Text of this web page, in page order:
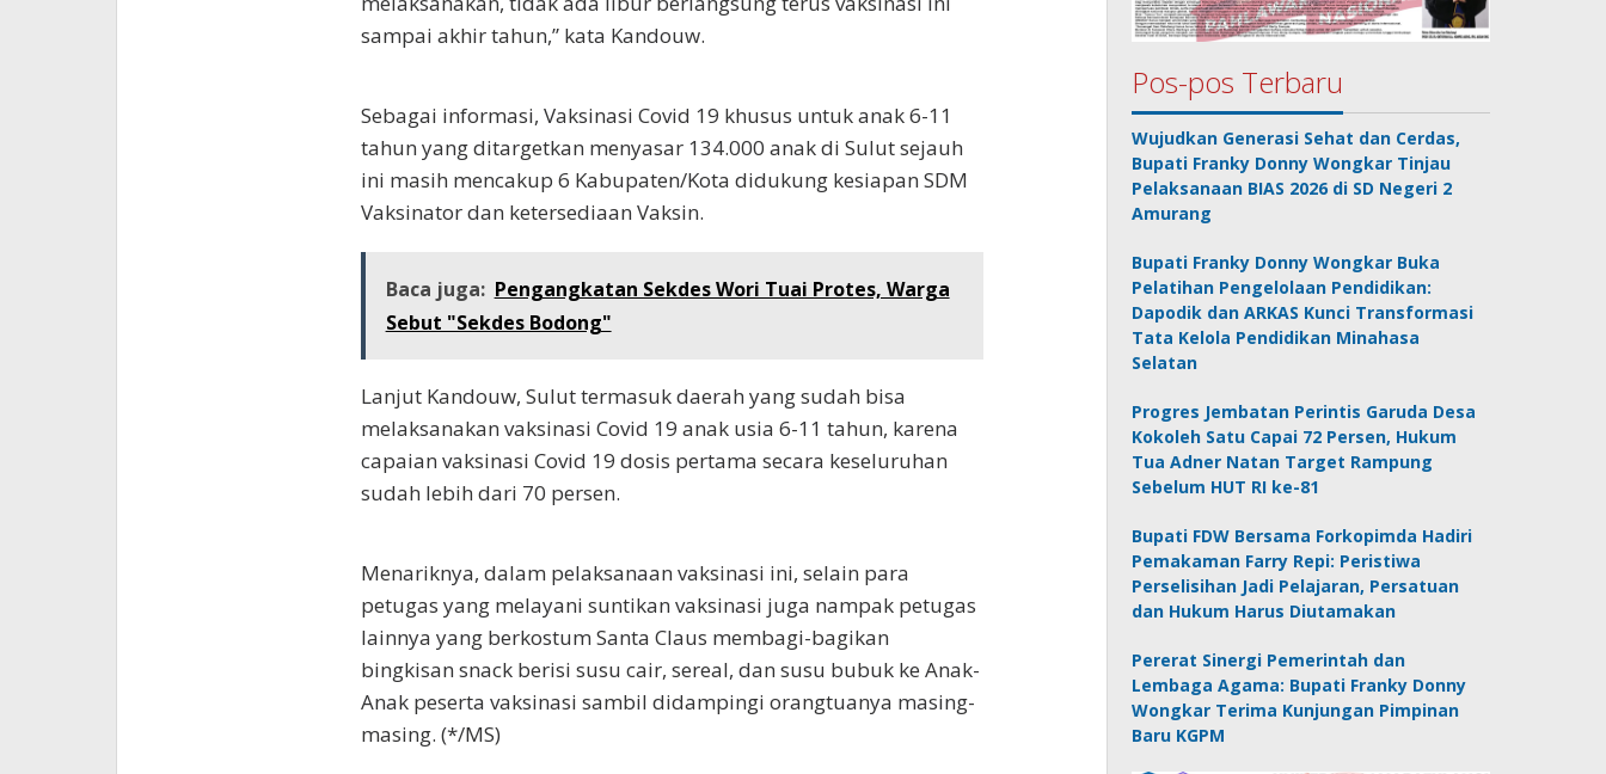
sampai akhir tahun,” kata Kandouw.
Sebagai informasi, Vaksinasi Covid 19 khusus untuk anak 6-11
tahun yang ditargetkan menyasar 134.000 anak di Sulut sejauh
ini masih mencakup 6 Kabupaten/Kota didukung kesiapan SDM
Vaksinator dan ketersediaan Vaksin.
Baca juga: Pengangkatan Sekdes Wori Tuai Protes, Warga
Sebut "Sekdes Bodong"
Lanjut Kandouw, Sulut termasuk daerah yang sudah bisa
melaksanakan vaksinasi Covid 19 anak usia 6-11 tahun, karena
capaian vaksinasi Covid 19 dosis pertama secara keseluruhan
sudah lebih dari 70 persen.
Menariknya, dalam pelaksanaan vaksinasi ini, selain para
petugas yang melayani suntikan vaksinasi juga nampak petugas
lainnya yang berkostum Santa Claus membagi-bagikan
bingkisan snack berisi susu cair, sereal, dan susu bubuk ke Anak-
Anak peserta vaksinasi sambil didampingi orangtuanya masing-
masing. (*/MS)
Pos-pos Terbaru
Wujudkan Generasi Sehat dan Cerdas,
Bupati Franky Donny Wongkar Tinjau
Pelaksanaan BIAS 2026 di SD Negeri 2
Amurang
Bupati Franky Donny Wongkar Buka
Pelatihan Pengelolaan Pendidikan:
Dapodik dan ARKAS Kunci Transformasi
Tata Kelola Pendidikan Minahasa
Selatan
Progres Jembatan Perintis Garuda Desa
Kokoleh Satu Capai 72 Persen, Hukum
Tua Adner Natan Target Rampung
Sebelum HUT RI ke-81
Bupati FDW Bersama Forkopimda Hadiri
Pemakaman Farry Repi: Peristiwa
Perselisihan Jadi Pelajaran, Persatuan
dan Hukum Harus Diutamakan
Pererat Sinergi Pemerintah dan
Lembaga Agama: Bupati Franky Donny
Wongkar Terima Kunjungan Pimpinan
Baru KGPM